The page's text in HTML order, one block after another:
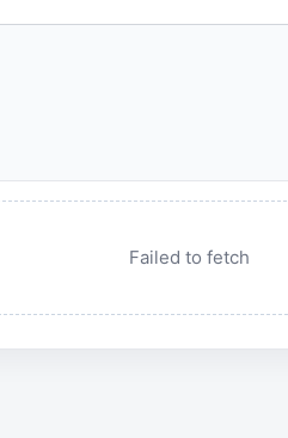
Failed to fetch